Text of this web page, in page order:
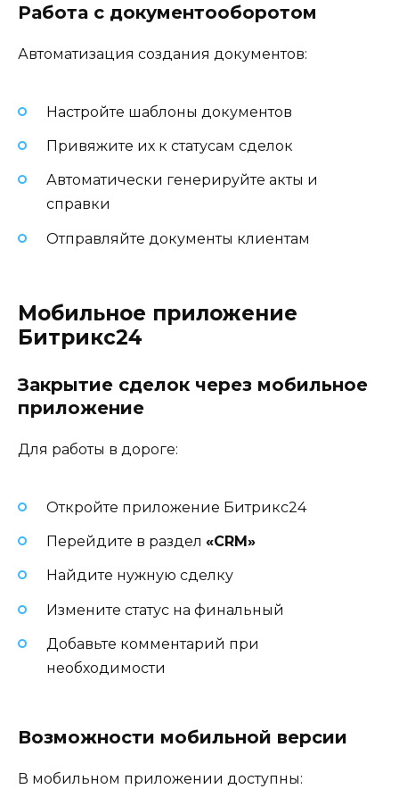
Работа с документооборотом
Автоматизация создания документов:
Настройте шаблоны документов
Привяжите их к статусам сделок
Автоматически генерируйте акты и
справки
Отправляйте документы клиентам
Мобильное приложение
Битрикс24
Закрытие сделок через мобильное
приложение
Для работы в дороге:
Откройте приложение Битрикс24
Перейдите в раздел «CRM»
Найдите нужную сделку
Измените статус на финальный
Добавьте комментарий при
необходимости
Возможности мобильной версии
В мобильном приложении доступны: